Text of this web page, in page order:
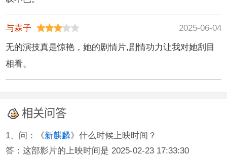
与霖子
2025-06-04
无的演技真是惊艳，她的剧情片,剧情功力让我对她刮目
相看。
相关问答
1、问：《新麒麟》什么时候上映时间？
答：这部影片的上映时间是 2025-02-23 17:33:30